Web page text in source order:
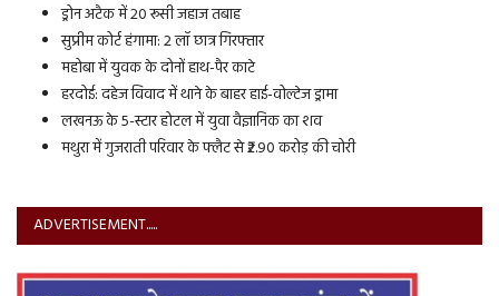
ड्रोन अटैक में 20 रूसी जहाज तबाह
सुप्रीम कोर्ट हंगामा: 2 लॉ छात्र गिरफ्तार
महोबा में युवक के दोनों हाथ-पैर काटे
हरदोई: दहेज विवाद में थाने के बाहर हाई-वोल्टेज ड्रामा
लखनऊ के 5-स्टार होटल में युवा वैज्ञानिक का शव
मथुरा में गुजराती परिवार के फ्लैट से ₹2.90 करोड़ की चोरी
ADVERTISEMENT.....